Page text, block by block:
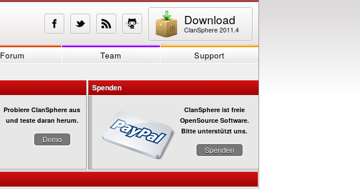
Download
ClanSphere 2011.4
Forum Team Support
Probiere ClanSphere aus
und teste daran herum.
Demo
Spenden
ClanSphere ist freie
OpenSource Software.
Bitte unterstützt uns.
Spenden